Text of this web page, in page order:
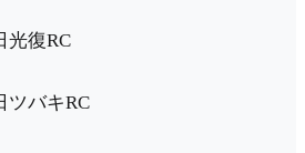
光復RC
ツバキRC